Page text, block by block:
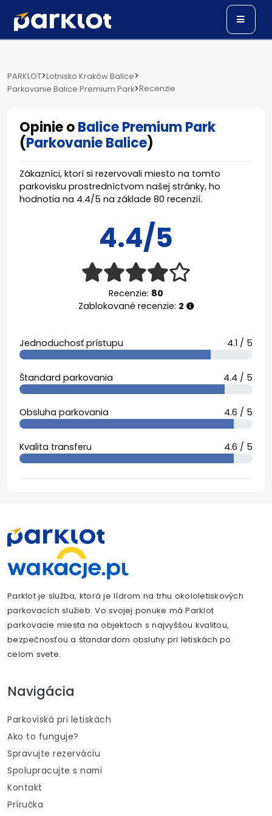
PARKLOT>Lotnisko Kraków Balice>
Parkovanie Balice Premium Park>Recenzie
Opinie oBalice Premium Park
(Parkovanie Balice)
Zákazníci, ktorí si rezervovali miesto na tomto
parkovisku prostredníctvom našej stránky, ho
hodnotia na 4.4/5 na základe 80 recenzií.
4.4/5
Recenzie: 80
Zablokované recenzie: 2
Jednoduchosť prístupu 4.1 / 5
Štandard parkovania 4.4 / 5
Obsluha parkovania 4.6 / 5
Kvalita transferu 4.6 / 5
Parklot je služba, ktorá je lídrom na trhu okololetiskových
parkovacích služieb. Vo svojej ponuke má Parklot
parkovacie miesta na objektoch s najvyššou kvalitou,
bezpečnosťou a štandardom obsluhy pri letiskách po
celom svete.
Navigácia
Parkoviská pri letiskách
Ako to funguje?
Spravujte rezerváciu
Spolupracujte s nami
Kontakt
Príručka